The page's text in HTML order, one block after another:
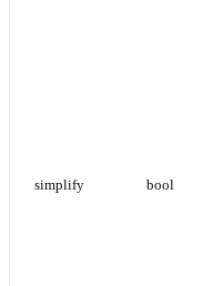
simplify bool